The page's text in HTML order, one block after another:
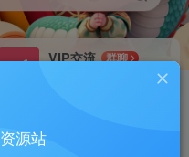
VIP交流
群聊
研究探讨更多创业项目路子。
源站